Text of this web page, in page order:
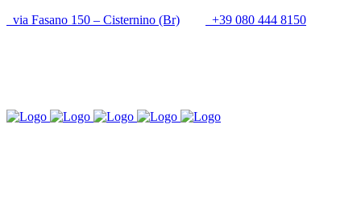
via Fasano 150 – Cisternino (Br)
+39 080 444 8150